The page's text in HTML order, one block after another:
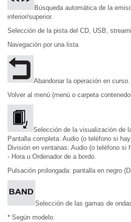
Búsqueda automática de la
inferior/superior.
Selección de la pista del CD, USB,
Navegación por una lista
Abandonar la operación en curso.
Volver al menú (menú o carpeta
Selección de la visualización de
Pantalla completa: Audio (o teléfono si
División en ventanas: Audio (o teléfono si
- Hora u Ordenador de a bordo.
Pulsación prolongada: pantalla en negro
Selección de las gamas de
* Según modelo.